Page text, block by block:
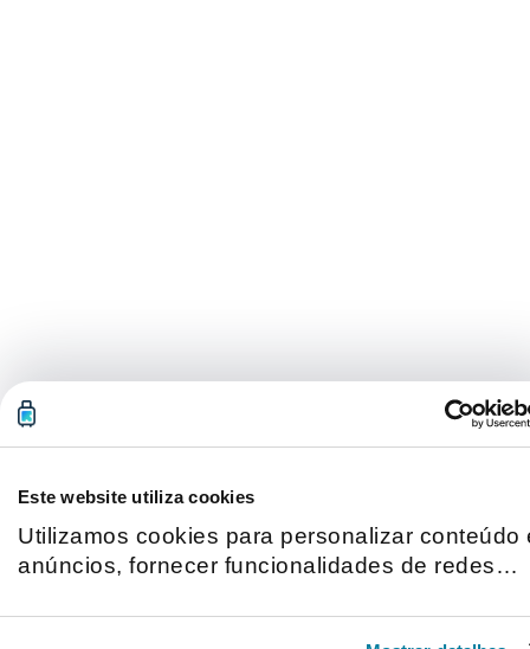
Este website utiliza cookies
Utilizamos cookies para personalizar conteúdo
anúncios, fornecer funcionalidades de redes
partilhamos informações acerca da sua